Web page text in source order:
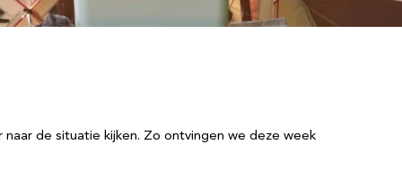
de situatie kijken. Zo ontvingen we deze week